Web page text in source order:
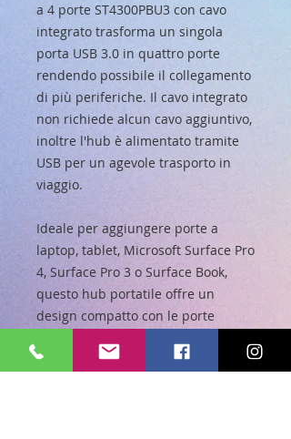
a 4 porte ST4300PBU3 con cavo
integrato trasforma un singola
porta USB 3.0 in quattro porte
rendendo possibile il collegamento
di più periferiche. Il cavo integrato
non richiede alcun cavo aggiuntivo,
inoltre l'hub è alimentato tramite
USB per un agevole trasporto in
viaggio.
Ideale per aggiungere porte a
laptop, tablet, Microsoft Surface Pro
4, Surface Pro 3 o Surface Book,
questo hub portatile offre un
design compatto con le porte
modo che i dispositivi come